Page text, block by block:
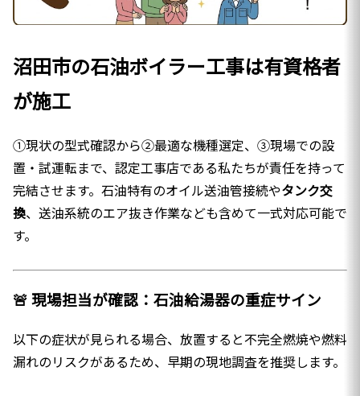
沼田市の石油ボイラー工事は有資格者
が施工
①現状の型式確認から②最適な機種選定、③現場での設
置・試運転まで、認定工事店である私たちが責任を持って
完結させます。石油特有のオイル送油管接続やタンク交
換、送油系統のエア抜き作業なども含めて一式対応可能で
す。
🚨 現場担当が確認：石油給湯器の重症サイン
以下の症状が見られる場合、放置すると不完全燃焼や燃料
漏れのリスクがあるため、早期の現地調査を推奨します。